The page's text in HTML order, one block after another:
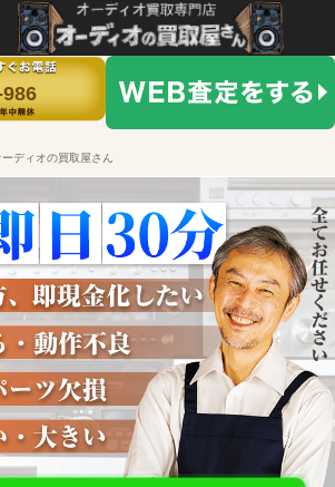
ディオの買取屋さん